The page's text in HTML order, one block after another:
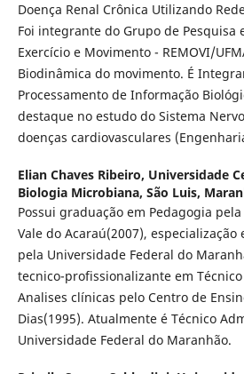
Doença Renal Crônica Utilizando
Foi integrante do Grupo de Pesquisa
Exercício e Movimento - REMOVI/
Biodinâmica do movimento. É
Processamento de Informação
destaque no estudo do Sistema
doenças cardiovasculares
Elian Chaves Ribeiro, Universidade
Biologia Microbiana, São Luis,
Possui graduação em Pedagogia
Vale do Acaraú(2007), especialização
pela Universidade Federal do
tecnico-profissionalizante em
Analises clínicas pelo Centro de
Dias(1995). Atualmente é Técnico
Universidade Federal do Maranhão.